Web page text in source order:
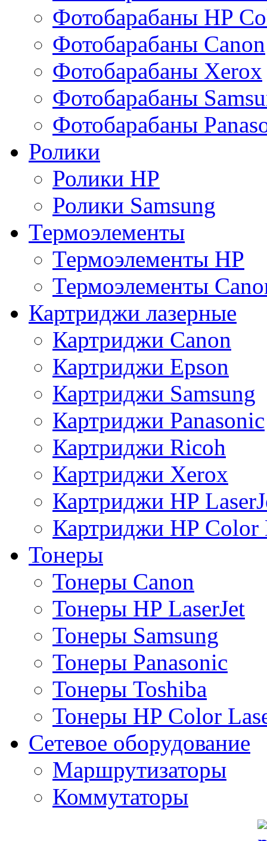
Фотобарабаны HP
Фотобарабаны Canon
Фотобарабаны Xerox
Фотобарабаны
Фотобарабаны
Ролики
Ролики HP
Ролики Samsung
Термоэлементы
Термоэлементы HP
Термоэлементы
Картриджи лазерные
Картриджи Canon
Картриджи Epson
Картриджи Samsung
Картриджи Panasonic
Картриджи Ricoh
Картриджи Xerox
Картриджи HP
Картриджи HP Color
Тонеры
Тонеры Canon
Тонеры HP LaserJet
Тонеры Samsung
Тонеры Panasonic
Тонеры Toshiba
Тонеры HP Color
Сетевое оборудование
Маршрутизаторы
Коммутаторы